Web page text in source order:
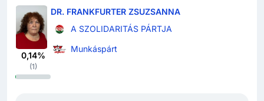
0,14%
(1)
DR. FRANKFURTER ZSUZSANNA
A SZOLIDARITÁS PÁRTJA
Munkáspárt